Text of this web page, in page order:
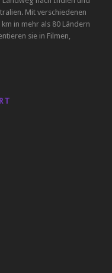
Mit verschiedenen
in mehr als 80 Ländern
sie in Filmen,